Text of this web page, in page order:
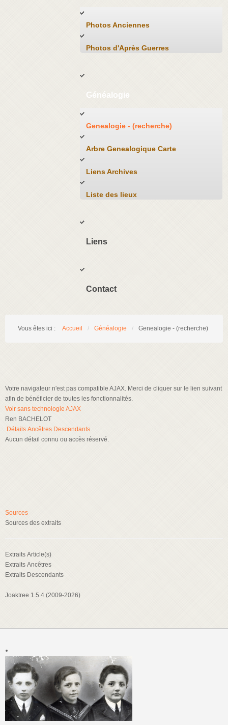
Photos Anciennes
Photos d'Après Guerres
Généalogie
Genealogie - (recherche)
Arbre Genealogique Carte
Liens Archives
Liste des lieux
Liens
Contact
Vous êtes ici : Accueil / Généalogie / Genealogie - (recherche)
Votre navigateur n'est pas compatible AJAX. Merci de cliquer sur le lien suivant
afin de bénéficier de toutes les fonctionnalités.
Voir sans technologie AJAX
Ren BACHELOT
Détails Ancêtres Descendants
Aucun détail connu ou accès réservé.
Sources
Sources des extraits
Extraits Article(s)
Extraits Ancêtres
Extraits Descendants
Joaktree 1.5.4 (2009-2026)